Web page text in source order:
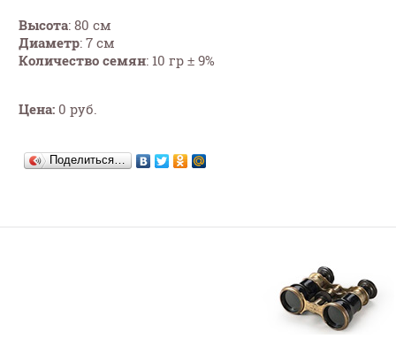
Высота: 80 см
Диаметр: 7 см
Количество семян: 10 гр ± 9%
Цена: 0 руб.
Поделиться…